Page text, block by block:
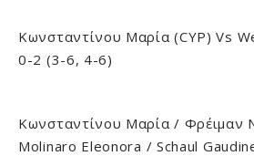
Κωνσταντίνου Μαρία (CYP) Vs
0-2 (3-6, 4-6)
Κωνσταντίνου Μαρία / Φρέιμαν
Molinaro Eleonora / Schaul